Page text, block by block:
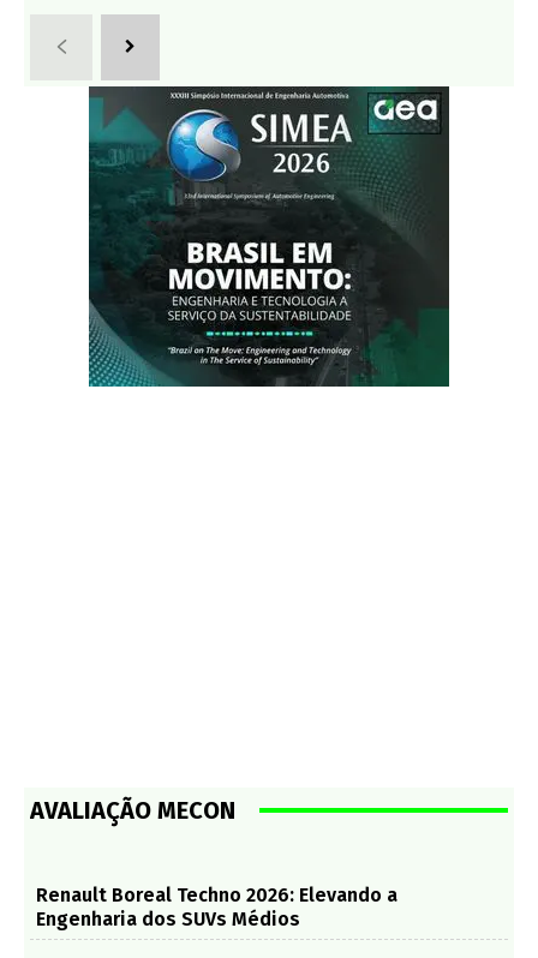
AVALIAÇÃO MECON
Renault Boreal Techno 2026: Elevando a
Engenharia dos SUVs Médios